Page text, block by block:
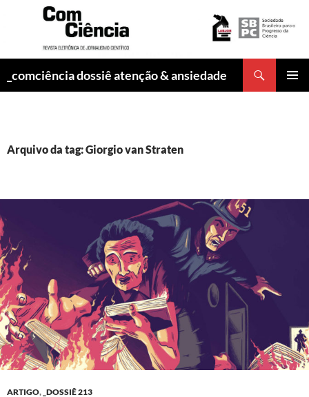
_comciência dossiê atenção & ansiedade
Arquivo da tag: Giorgio van Straten
ARTIGO, _DOSSIÊ 213